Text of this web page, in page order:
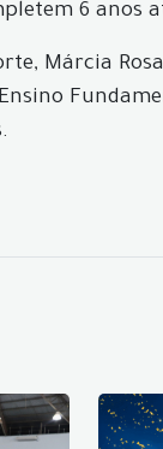
6 anos
Márcia